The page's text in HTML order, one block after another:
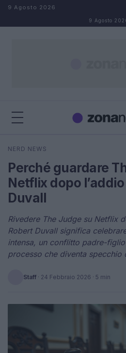
Salta al contenuto
9 Agosto 2026
9 Agosto
Cerca
NERD NEWS
Perché guardare
Netflix dopo
Duvall
Rivedere The Judge su Netflix
Robert Duvall significa
intensa, un conflitto padre-
processo che diventa specchio
Staff · 24 Febbraio 2026 · 5 min